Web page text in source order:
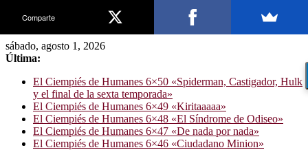
sábado, agosto 1, 2026
Última:
El Ciempiés de Humanes 6×50 «Spiderman, Castigador, Hulk
y el final de la sexta temporada»
El Ciempiés de Humanes 6×49 «Kiritaaaaa»
El Ciempiés de Humanes 6×48 «El Síndrome de Odiseo»
El Ciempiés de Humanes 6×47 «De nada por nada»
El Ciempiés de Humanes 6×46 «Ciudadano Minion»
Comparte